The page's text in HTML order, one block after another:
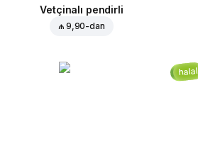
Vetçinalı pendirli
₼ 9,90-dan
halal